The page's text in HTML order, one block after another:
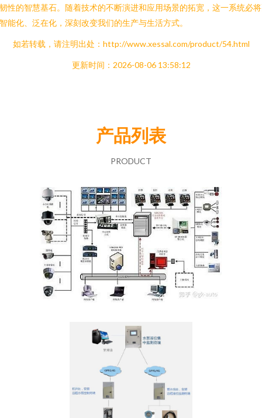
性的智慧基石。随着技术的不断演进和应用场景的拓宽，这一系统必
能化、泛在化，深刻改变我们的生产与生活方式。
如若转载，请注明出处：http://www.xessal.com/product/54.html
更新时间：2026-08-06 13:58:12
产品列表
PRODUCT